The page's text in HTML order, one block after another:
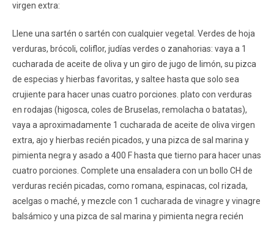
virgen extra:
Llene una sartén o sartén con cualquier vegetal. Verdes de hoja
verduras, brócoli, coliflor, judías verdes o zanahorias: vaya a 1
cucharada de aceite de oliva y un giro de jugo de limón, su pizca
de especias y hierbas favoritas, y saltee hasta que solo sea
crujiente para hacer unas cuatro porciones. plato con verduras
en rodajas (higosca, coles de Bruselas, remolacha o batatas),
vaya a aproximadamente 1 cucharada de aceite de oliva virgen
extra, ajo y hierbas recién picados, y una pizca de sal marina y
pimienta negra y asado a 400 F hasta que tierno para hacer unas
cuatro porciones. Complete una ensaladera con un bollo CH de
verduras recién picadas, como romana, espinacas, col rizada,
acelgas o maché, y mezcle con 1 cucharada de vinagre y vinagre
balsámico y una pizca de sal marina y pimienta negra recién